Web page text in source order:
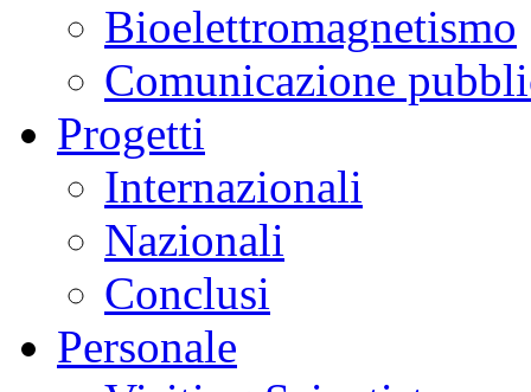
Bioelettromagnetismo
Comunicazione
Progetti
Internazionali
Nazionali
Conclusi
Personale